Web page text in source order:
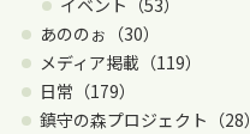
イベント（53）
あののぉ（30）
メディア掲載（119）
日常（179）
鎮守の森プロジェクト（28）